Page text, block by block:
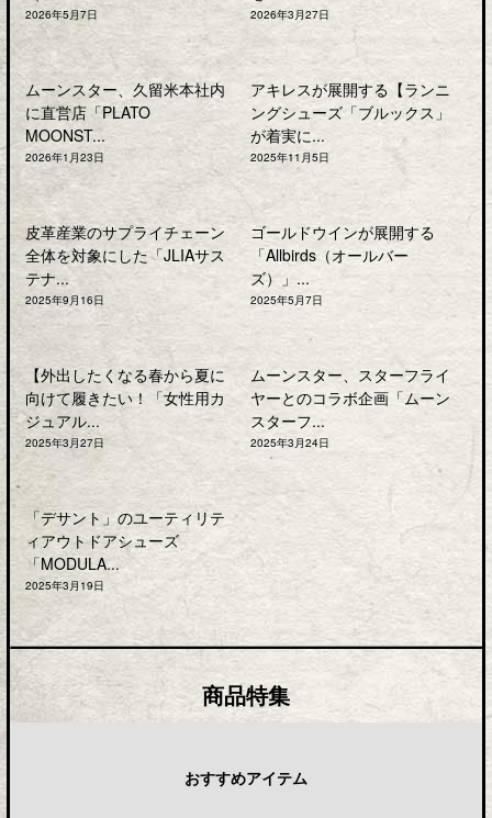
2026年5月7日 2026年3月27日
ムーンスター、久留米本社内
に直営店「PLATO
MOONST...
2026年1月23日
アキレスが展開する【ランニ
ングシューズ「ブルックス」
が着実に...
2025年11月5日
皮革産業のサプライチェーン
全体を対象にした「JLIAサス
テナ...
2025年9月16日
ゴールドウインが展開する
「Allbirds（オールバー
ズ）」...
2025年5月7日
【外出したくなる春から夏に
向けて履きたい！「女性用カ
ジュアル...
2025年3月27日
ムーンスター、スターフライ
ヤーとのコラボ企画「ムーン
スターフ...
2025年3月24日
「デサント」のユーティリテ
ィアウトドアシューズ
「MODULA...
2025年3月19日
商品特集
おすすめアイテム